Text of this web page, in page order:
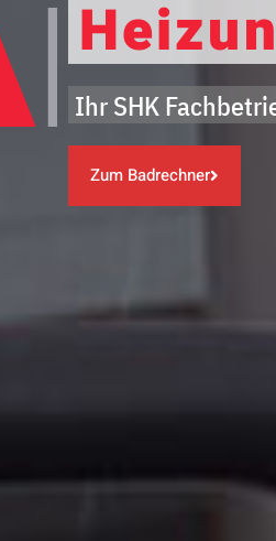
Ihr SHK
Zum Badrechner